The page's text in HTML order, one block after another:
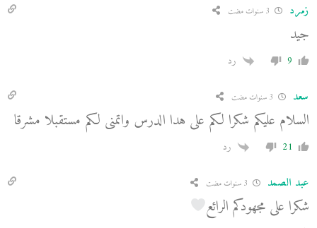
زمرد
جيد
9 رد
سعد
السلام عليكم شكرا لكم على هدا الدرس واتمنى لكم مستقبلا مشرقا
21 رد
عبد الصمد
شكرا على مجهودكم الرائع